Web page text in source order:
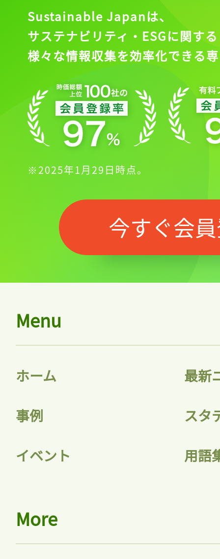
Sustainable Japanは、
サステナビリティ・ESGに関する
様々な情報収集を効率化できる
※2025年1月29日時点。
今すぐ会
Menu
ホーム 最新
事例 スタ
イベント 用語
More